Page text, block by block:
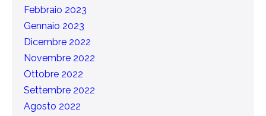
Febbraio 2023
Gennaio 2023
Dicembre 2022
Novembre 2022
Ottobre 2022
Settembre 2022
Agosto 2022